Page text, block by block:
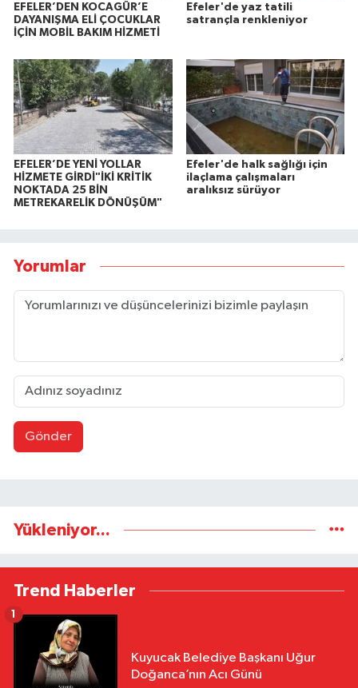
EFELER’DEN KOCAGÜR’E
DAYANIŞMA ELİ ÇOCUKLAR
İÇİN MOBİL BAKIM HİZMETİ
Efeler'de yaz tatili
satrançla renkleniyor
EFELER’DE YENİ YOLLAR
HİZMETE GİRDİ"İKİ KRİTİK
NOKTADA 25 BİN
METREKARELİK DÖNÜŞÜM"
Efeler'de halk sağlığı için
ilaçlama çalışmaları
aralıksız sürüyor
Yorumlar
Gönder
Yükleniyor...
Trend Haberler
Kuyucak Belediye Başkanı Uğur
Doğanca’nın Acı Günü
1